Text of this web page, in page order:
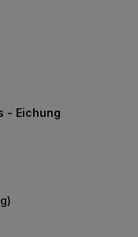
- Eichung